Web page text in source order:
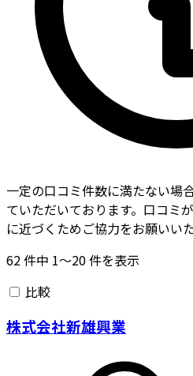
一定の口コミ件数に満たない場
ていただいております。口コミ
に近づくためご協力をお願いいた
62件中 1〜20件を表示
比較
株式会社新雄興業